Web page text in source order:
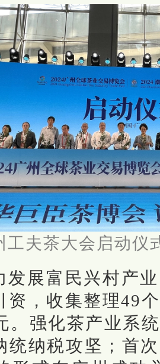
工夫茶大会启动仪
发展富民兴村产
资，收集整理49
。强化茶产业系
统纳税攻坚；首